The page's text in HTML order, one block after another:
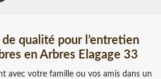
qualité pour l’entretien
en Arbres Elagage 33
avec votre famille ou vos amis dans un